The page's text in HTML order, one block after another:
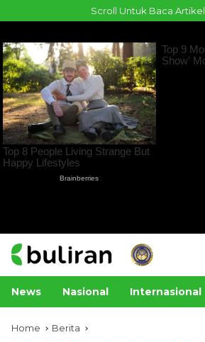
to
Scroll Untuk Baca Artikel
News Nasional Internasional
Home Berita